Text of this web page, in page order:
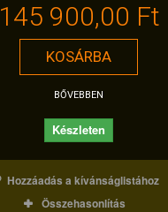
145 900,00 Ft‎
KOSÁRBA
BŐVEBBEN
Készleten
Hozzáadás a kívánságlistához
Összehasonlítás